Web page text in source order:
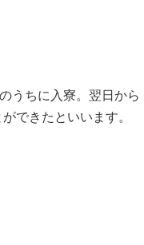
うちに入寮。翌日から
できたといいます。